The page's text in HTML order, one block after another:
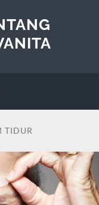
TIDUR